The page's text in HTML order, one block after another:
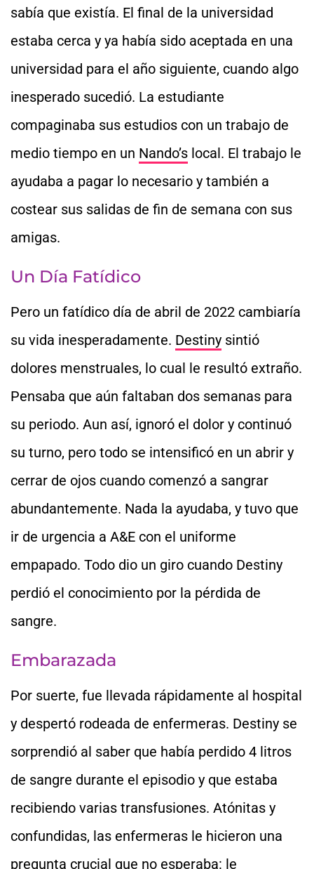
sabía que existía. El final de la universidad
estaba cerca y ya había sido aceptada en una
universidad para el año siguiente, cuando algo
inesperado sucedió. La estudiante
compaginaba sus estudios con un trabajo de
medio tiempo en un Nando’s local. El trabajo le
ayudaba a pagar lo necesario y también a
costear sus salidas de fin de semana con sus
amigas.
Un Día Fatídico
Pero un fatídico día de abril de 2022 cambiaría
su vida inesperadamente. Destiny sintió
dolores menstruales, lo cual le resultó extraño.
Pensaba que aún faltaban dos semanas para
su periodo. Aun así, ignoró el dolor y continuó
su turno, pero todo se intensificó en un abrir y
cerrar de ojos cuando comenzó a sangrar
abundantemente. Nada la ayudaba, y tuvo que
ir de urgencia a A&E con el uniforme
empapado. Todo dio un giro cuando Destiny
perdió el conocimiento por la pérdida de
sangre.
Embarazada
Por suerte, fue llevada rápidamente al hospital
y despertó rodeada de enfermeras. Destiny se
sorprendió al saber que había perdido 4 litros
de sangre durante el episodio y que estaba
recibiendo varias transfusiones. Atónitas y
confundidas, las enfermeras le hicieron una
pregunta crucial que no esperaba: le